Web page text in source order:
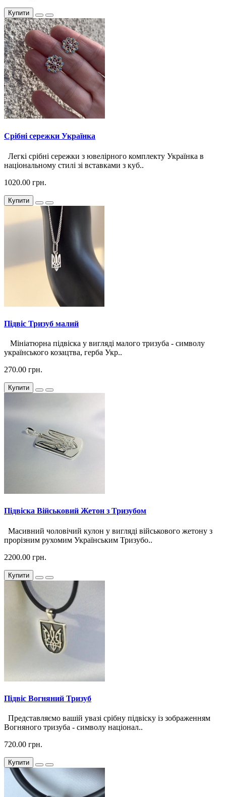
Купити
Срібні сережки Українка
Легкі срібні сережки з ювелірного комплекту Українка в
національному стилі зі вставками з куб..
1020.00 грн.
Купити
Підвіс Тризуб малий
Мініатюрна підвіска у вигляді малого тризуба - символу
українського козацтва, герба Укр..
270.00 грн.
Купити
Підвіска Військовий Жетон з Тризубом
Масивний чоловічий кулон у вигляді військового жетону з
прорізним рухомим Українським Тризубо..
2200.00 грн.
Купити
Підвіс Вогняний Тризуб
Представляємо вашій увазі срібну підвіску із зображенням
Вогняного тризуба - символу націонал..
720.00 грн.
Купити